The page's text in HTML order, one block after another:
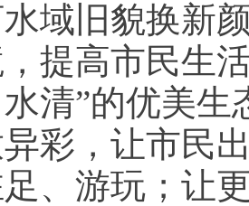
域旧貌换新
提高市民生
清”的优美
彩，让市民
、游玩；让